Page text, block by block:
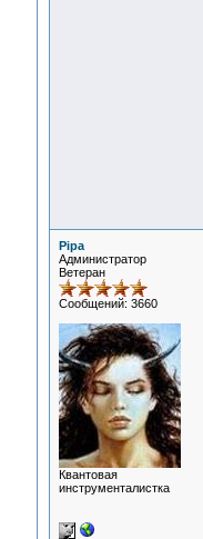
Pipa
Администратор
Ветеран
Сообщений: 3660
Квантовая
инструменталистка